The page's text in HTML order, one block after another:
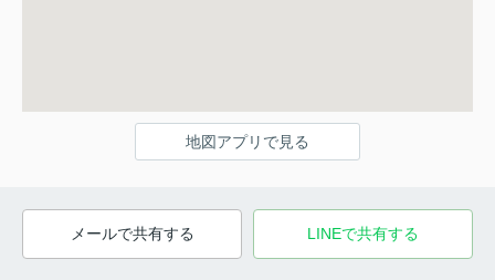
地図アプリで見る
メールで共有する LINEで共有する